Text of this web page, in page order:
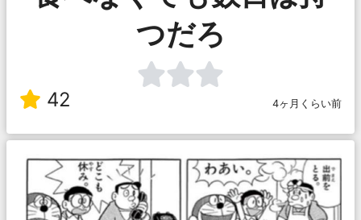
つだろ
42 4ヶ月くらい前